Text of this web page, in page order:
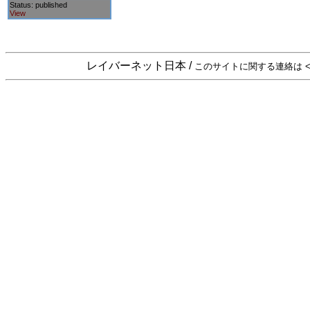
Status: published
View
レイバーネット日本 / このサイトに関する連絡は